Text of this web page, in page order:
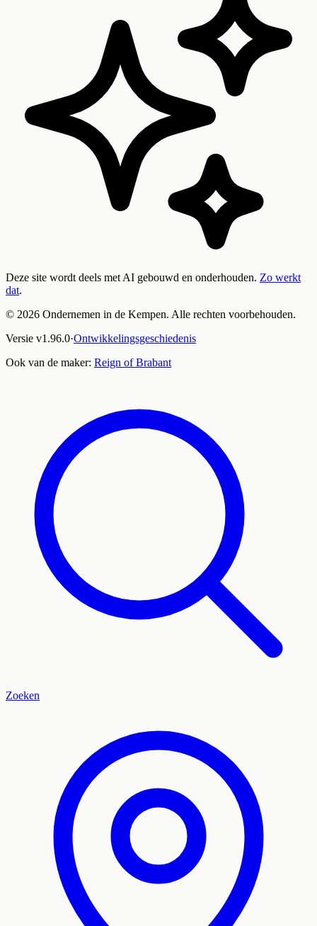
Deze site wordt deels met AI gebouwd en onderhouden. Zo werkt
dat.
© 2026 Ondernemen in de Kempen. Alle rechten voorbehouden.
Versie v1.96.0·Ontwikkelingsgeschiedenis
Ook van de maker: Reign of Brabant
Zoeken